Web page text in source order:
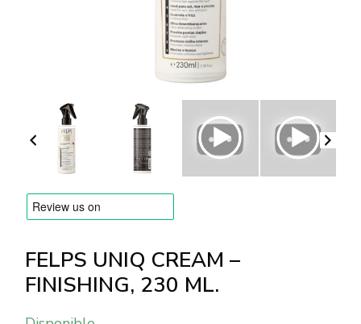
Preguntas frecuentes
Contacto
FELPS UNIQ CREAM –
FINISHING, 230 ML.